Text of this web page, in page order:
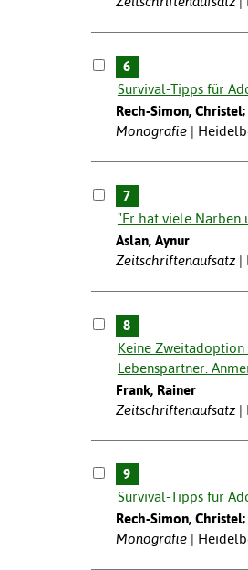
6
Survival-Tipps für
Rech-Simon,
Monografie
7
"Er hat viele Narben
Aslan, Aynur
Zeitschriftenaufsatz
8
Keine Zweitadoption
Lebenspartner.
Frank, Rainer
Zeitschriftenaufsatz
9
Survival-Tipps für
Rech-Simon,
Monografie